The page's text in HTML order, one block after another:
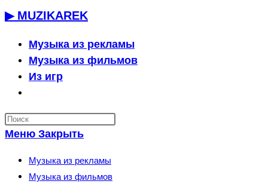
Перейти
содержимому
▶ MUZIKAREK
Музыка из рекламы
Музыка из фильмов
Из игр
по
веб-
сайту
Меню Закрыть
Музыка из рекламы
Музыка из фильмов